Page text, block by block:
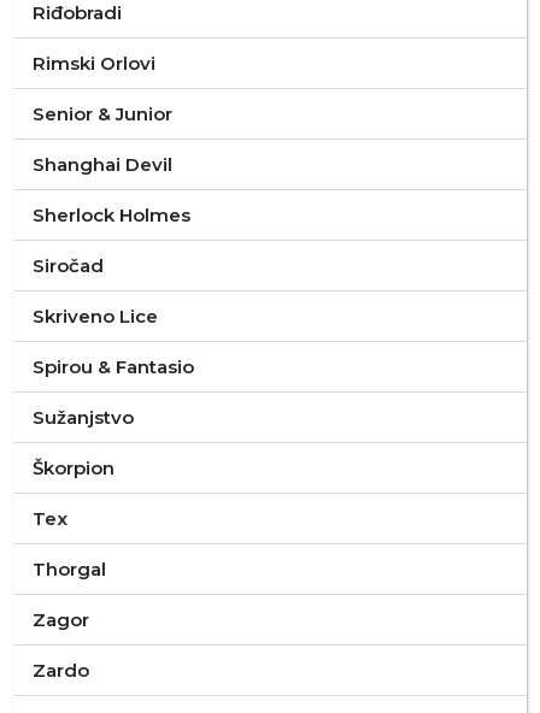
Riđobradi
Rimski Orlovi
Senior & Junior
Shanghai Devil
Sherlock Holmes
Siročad
Skriveno Lice
Spirou & Fantasio
Sužanjstvo
Škorpion
Tex
Thorgal
Zagor
Zardo